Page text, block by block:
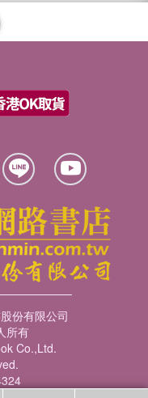
份有限公司
所有
Co.,Ltd.